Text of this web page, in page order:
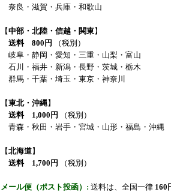
奈良・滋賀・兵庫・和歌山
【中部・北陸・信越・関東】
送料
800円
（税別）
岐阜・静岡・愛知・三重・山梨・富山
石川・福井・新潟・長野・茨城・栃木
群馬・千葉・埼玉・東京・神奈川
【東北・沖縄】
送料
1,000円
（税別）
青森・秋田・岩手・宮城・山形・福島・沖縄
【北海道】
送料
1,700円 （税別）
メール便（ポスト投函）: 送料は、全国一律 160